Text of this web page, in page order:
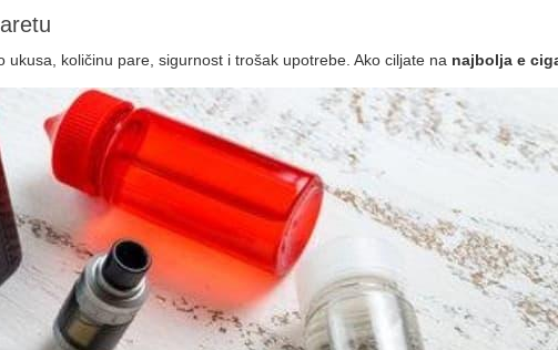
količinu pare, sigurnost i trošak upotrebe. Ako ciljate na najbolja e